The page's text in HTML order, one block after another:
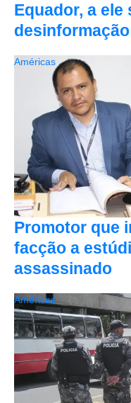
Equador, a ele
desinformação
Promotor que
facção a
assassinado
Américas
Américas